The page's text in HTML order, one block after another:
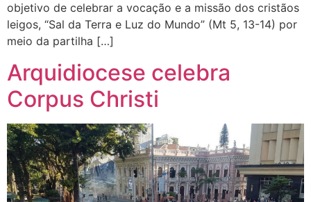
objetivo de celebrar a vocação e a missão dos cristãos
leigos, “Sal da Terra e Luz do Mundo” (Mt 5, 13-14) por
meio da partilha […]
Arquidiocese celebra
Corpus Christi